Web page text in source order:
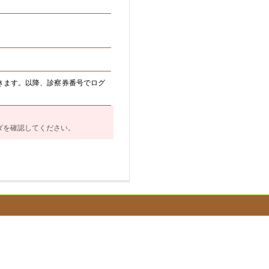
す。以降、診察券番号でログ
確認してください。